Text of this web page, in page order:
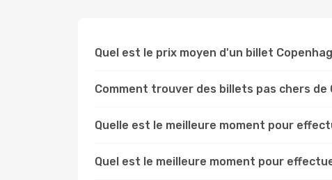
Quel est le prix moyen d'un billet
Comment trouver des billets pas chers de
Quelle est le meilleure moment pour
Quel est le meilleure moment pour